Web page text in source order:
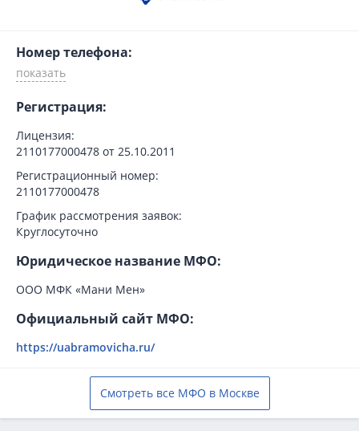
Номер телефона:
Регистрация:
Лицензия:
2110177000478 от 25.10.2011
Регистрационный номер:
2110177000478
График рассмотрения заявок:
Круглосуточно
Юридическое название МФО:
ООО МФК «Мани Мен»
Официальный сайт МФО:
https://uabramovicha.ru/
Смотреть все МФО в Москве